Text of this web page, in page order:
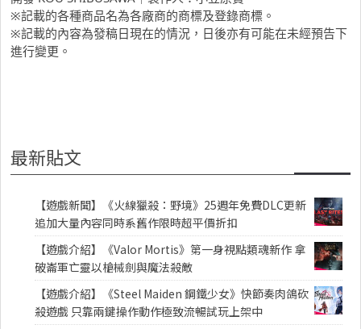
※記載的各種商品名為各廠商的商標及登錄商標。
※記載的內容為發稿日現在的情況，日後亦有可能在未經預告下
進行變更。
最新貼文
【遊戲新聞】《火線獵殺：野境》25週年免費DLC更新
追加大量內容同時系舊作限時超平價折扣
【遊戲介紹】《Valor Mortis》第一身視點類魂新作 拿
破崙軍亡靈以槍械劍與魔法殺敵
【遊戲介紹】《Steel Maiden 鋼鐵少女》快節奏肉鴿砍
殺遊戲 只靠兩鍵操作動作極致流暢試玩上架中